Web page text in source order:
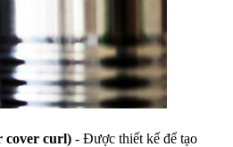
cover curl) - Được thiết kế để tạo